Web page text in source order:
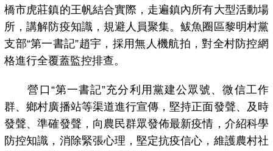
橋市虎莊鎮的王帆結合實際，走遍鎮內所有大型活動場
所，講解防疫知識，規避人員聚集。鲅魚圈區黎明村黨
支部“第一書記”趙宇，採用無人機航拍，對全村防控網
格進行全覆蓋監控排查。
營口“第一書記”充分利用黨建公眾號、微信工作
群、鄉村廣播站等渠道進行宣傳，堅持正面發聲、及時
發聲、準確發聲，向農民群眾發佈最新疫情，介紹科學
防控知識，消除緊張心理，堅定抗疫信心，維護農村社